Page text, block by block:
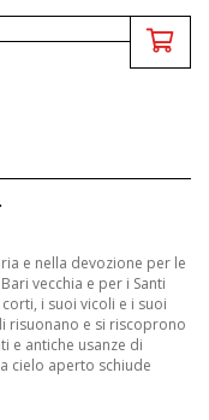
e nella devozione per le
vecchia e per i Santi
i suoi vicoli e i suoi
risuonano e si riscoprono
e antiche usanze di
cielo aperto schiude